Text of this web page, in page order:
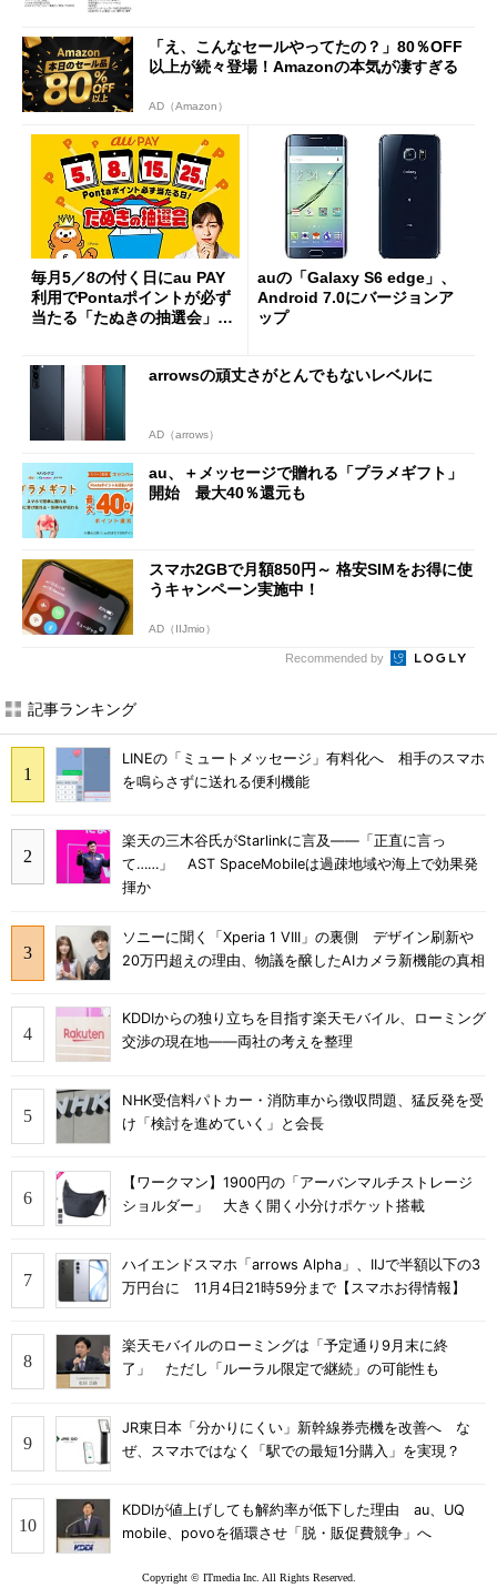
「え、こんなセールやってたの？」80％OFF
以上が続々登場！Amazonの本気が凄すぎる
AD（Amazon）
毎月5／8の付く日にau PAY
利用でPontaポイントが必ず
当たる「たぬきの抽選会」開
auの「Galaxy S6 edge」、
Android 7.0にバージョンア
ップ
arrowsの頑丈さがとんでもないレベルに
AD（arrows）
au、＋メッセージで贈れる「プラメギフト」
開始 最大40％還元も
スマホ2GBで月額850円～ 格安SIMをお得に使
うキャンペーン実施中！
AD（IIJmio）
Recommended by
記事ランキング
LINEの「ミュートメッセージ」有料化へ 相手のスマホ
を鳴らさずに送れる便利機能
楽天の三木谷氏がStarlinkに言及――「正直に言っ
て……」 AST SpaceMobileは過疎地域や海上で効果発
揮か
ソニーに聞く「Xperia 1 VIII」の裏側 デザイン刷新や
20万円超えの理由、物議を醸したAIカメラ新機能の真相
KDDIからの独り立ちを目指す楽天モバイル、ローミング
交渉の現在地――両社の考えを整理
NHK受信料パトカー・消防車から徴収問題、猛反発を受
け「検討を進めていく」と会長
【ワークマン】1900円の「アーバンマルチストレージ
ショルダー」 大きく開く小分けポケット搭載
ハイエンドスマホ「arrows Alpha」、IIJで半額以下の3
万円台に 11月4日21時59分まで【スマホお得情報】
楽天モバイルのローミングは「予定通り9月末に終
了」 ただし「ルーラル限定で継続」の可能性も
JR東日本「分かりにくい」新幹線券売機を改善へ な
ぜ、スマホではなく「駅での最短1分購入」を実現？
KDDIが値上げしても解約率が低下した理由 au、UQ
mobile、povoを循環させ「脱・販促費競争」へ
Copyright © ITmedia Inc. All Rights Reserved.